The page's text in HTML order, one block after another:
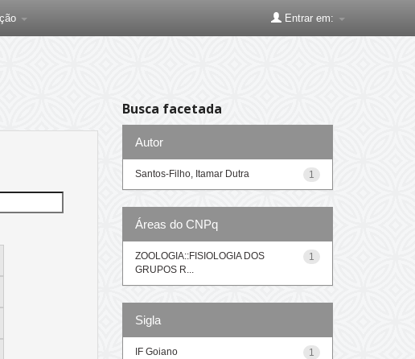
Entrar em:
Busca facetada
Autor
1
Santos-Filho, Itamar Dutra
Áreas do CNPq
1
ZOOLOGIA::FISIOLOGIA DOS
GRUPOS R...
Sigla
1
IF Goiano